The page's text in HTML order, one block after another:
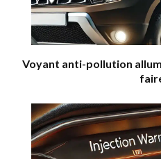
Voyant anti-pollution